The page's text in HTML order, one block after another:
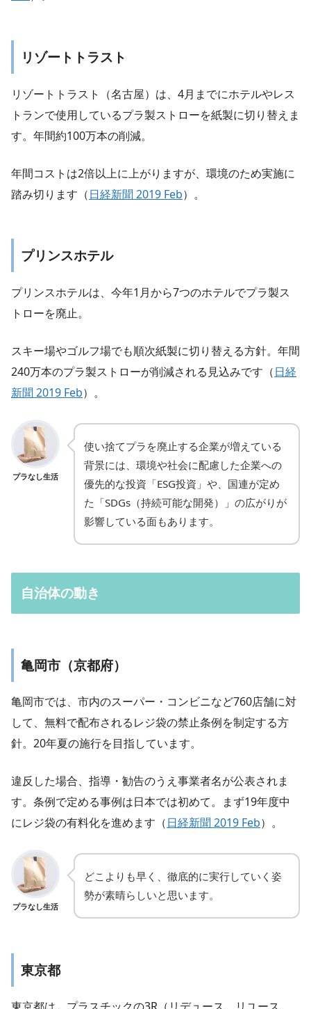
リゾートトラスト
リゾートトラスト（名古屋）は、4月までにホテルやレス
トランで使用しているプラ製ストローを紙製に切り替えま
す。年間約100万本の削減。
年間コストは2倍以上に上がりますが、環境のため実施に
踏み切ります（日経新聞 2019 Feb）。
プリンスホテル
プリンスホテルは、今年1月から7つのホテルでプラ製ス
トローを廃止。
スキー場やゴルフ場でも順次紙製に切り替える方針。年間
240万本のプラ製ストローが削減される見込みです（日経
新聞 2019 Feb）。
プラなし生活
使い捨てプラを廃止する企業が増えている
背景には、環境や社会に配慮した企業への
優先的な投資「ESG投資」や、国連が定め
た「SDGs（持続可能な開発）」の広がりが
影響している面もあります。
自治体の動き
亀岡市（京都府）
亀岡市では、市内のスーパー・コンビニなど760店舗に対
して、無料で配布されるレジ袋の禁止条例を制定する方
針。20年夏の施行を目指しています。
違反した場合、指導・勧告のうえ事業者名が公表されま
す。条例で定める事例は日本では初めて。まず19年度中
にレジ袋の有料化を進めます（日経新聞 2019 Feb）。
プラなし生活
どこよりも早く、徹底的に実行していく姿
勢が素晴らしいと思います。
東京都